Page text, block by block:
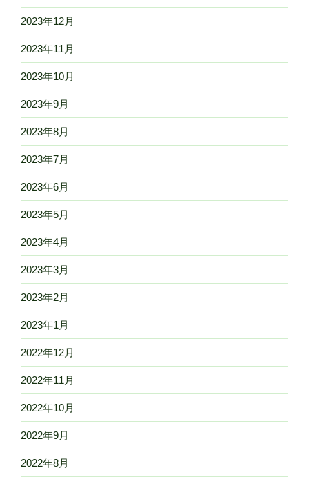
2023年12月
2023年11月
2023年10月
2023年9月
2023年8月
2023年7月
2023年6月
2023年5月
2023年4月
2023年3月
2023年2月
2023年1月
2022年12月
2022年11月
2022年10月
2022年9月
2022年8月